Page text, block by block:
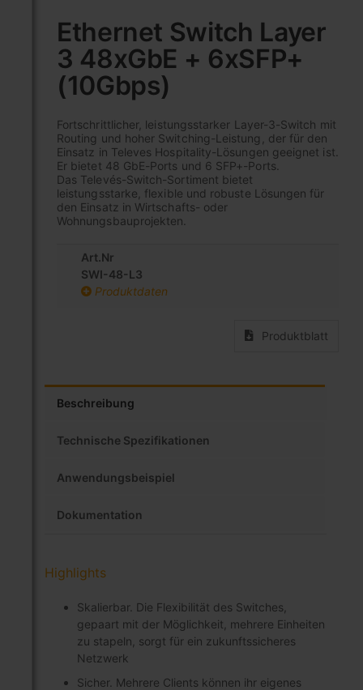
Ethernet Switch Layer
3 48xGbE + 6xSFP+
(10Gbps)
Fortschrittlicher, leistungsstarker Layer-3-Switch mit
Routing und hoher Switching-Leistung, der für den
Einsatz in Televes Hospitality-Lösungen geeignet ist.
Er bietet 48 GbE-Ports und 6 SFP+-Ports.
Das Televés-Switch-Sortiment bietet
leistungsstarke, flexible und robuste Lösungen für
den Einsatz in Wirtschafts- oder
Wohnungsbauprojekten.
Art.Nr
SWI-48-L3
Produktdaten
Produktblatt
der
Bildgalerie
springen
Beschreibung
Technische Spezifikationen
Anwendungsbeispiel
Dokumentation
Highlights
Skalierbar. Die Flexibilität des Switches,
gepaart mit der Möglichkeit, mehrere Einheiten
zu stapeln, sorgt für ein zukunftssicheres
Netzwerk
Sicher. Mehrere Clients können ihr eigenes